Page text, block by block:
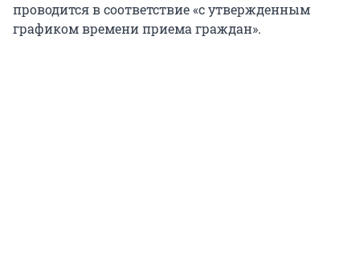
проводится в соответствие «с утвержденным
графиком времени приема граждан».